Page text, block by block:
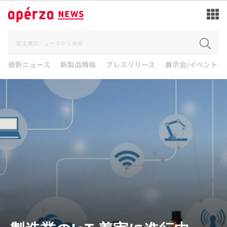
最新ニュース 新製品情報 プレスリリース 展示会/イベント